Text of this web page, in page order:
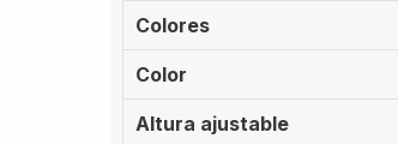
Colores
Color
Altura ajustable